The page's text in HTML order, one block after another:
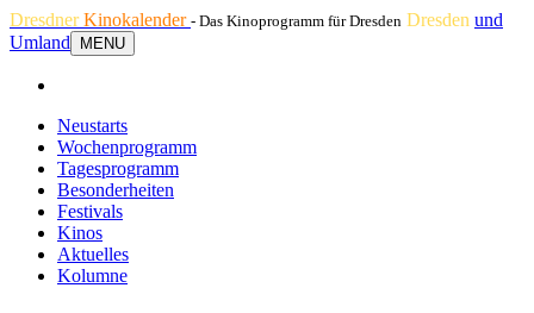
DresdnerKinokalender - Das Kinoprogramm für Dresden Dresden und
Umland
MENU
Neustarts
Wochenprogramm
Tagesprogramm
Besonderheiten
Festivals
Kinos
Aktuelles
Kolumne